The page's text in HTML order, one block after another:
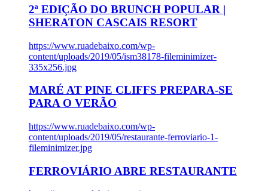
2ª EDIÇÃO DO BRUNCH POPULAR |
SHERATON CASCAIS RESORT
https://www.ruadebaixo.com/wp-
content/uploads/2019/05/ism38178-fileminimizer-
335x256.jpg
MARÉ AT PINE CLIFFS PREPARA-SE
PARA O VERÃO
https://www.ruadebaixo.com/wp-
content/uploads/2019/05/restaurante-ferroviario-1-
fileminimizer.jpg
FERROVIÁRIO ABRE RESTAURANTE